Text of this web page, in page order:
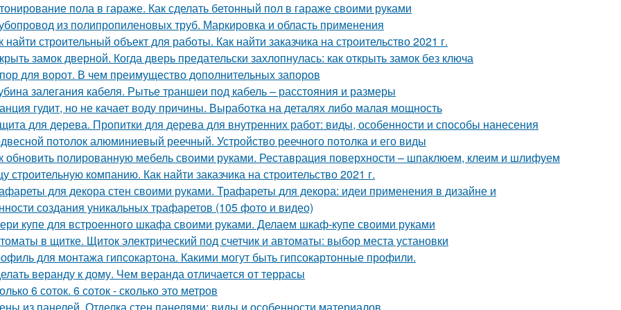
пола в гараже. Как сделать бетонный пол в гараже своими руками
из полипропиленовых труб. Маркировка и область применения
найти строительный объект для работы. Как найти заказчика на строительство 2021 г.
замок дверной. Когда дверь предательски захлопнулась: как открыть замок без ключа
для ворот. В чем преимущество дополнительных запоров
залегания кабеля. Рытье траншеи под кабель – расстояния и размеры
гудит, но не качает воду причины. Выработка на деталях либо малая мощность
для дерева. Пропитки для дерева для внутренних работ: виды, особенности и способы нанесения
потолок алюминиевый реечный. Устройство реечного потолка и его виды
обновить полированную мебель своими руками. Реставрация поверхности – шпаклюем, клеим и шлифуем
строительную компанию. Как найти заказчика на строительство 2021 г.
для декора стен своими руками. Трафареты для декора: идеи применения в дизайне и
создания уникальных трафаретов (105 фото и видео)
купе для встроенного шкафа своими руками. Делаем шкаф-купе своими руками
в щитке. Щиток электрический под счетчик и автоматы: выбор места установки
для монтажа гипсокартона. Какими могут быть гипсокартонные профили.
веранду к дому. Чем веранда отличается от террасы
6 соток. 6 соток - сколько это метров